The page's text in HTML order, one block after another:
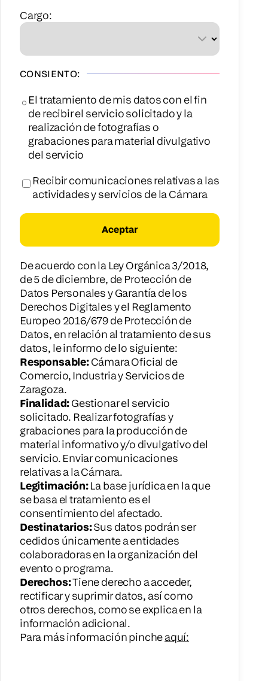
Cargo:
CONSIENTO:
El tratamiento de mis datos con el fin
de recibir el servicio solicitado y la
realización de fotografías o
grabaciones para material divulgativo
del servicio
Recibir comunicaciones relativas a las
actividades y servicios de la Cámara
De acuerdo con la Ley Orgánica 3/2018,
de 5 de diciembre, de Protección de
Datos Personales y Garantía de los
Derechos Digitales y el Reglamento
Europeo 2016/679 de Protección de
Datos, en relación al tratamiento de sus
datos, le informo de lo siguiente:
Responsable:Cámara Oficial de
Comercio, Industria y Servicios de
Zaragoza.
Finalidad:Gestionar el servicio
solicitado. Realizar fotografías y
grabaciones para la producción de
material informativo y/o divulgativo del
servicio. Enviar comunicaciones
relativas a la Cámara.
Legitimación:La base jurídica en la que
se basa el tratamiento es el
consentimiento del afectado.
Destinatarios:Sus datos podrán ser
cedidos únicamente a entidades
colaboradoras en la organización del
evento o programa.
Derechos:Tiene derecho a acceder,
rectificar y suprimir datos, así como
otros derechos, como se explica en la
información adicional.
Para más información pincheaquí: